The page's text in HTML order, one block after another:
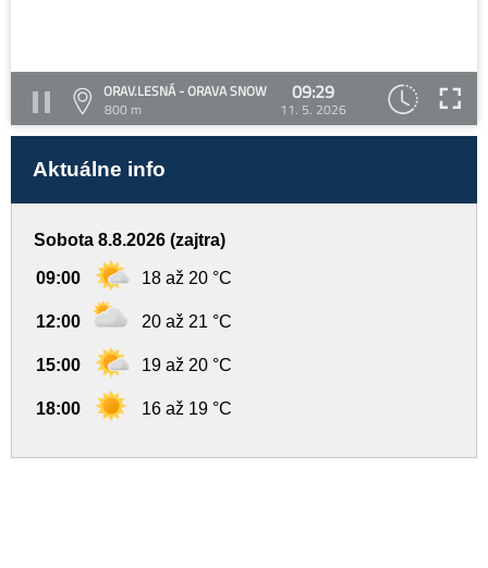
ORAV.LESNÁ - ORAVA SNOW
800 m
09:29
11. 5. 2026
Aktuálne info
Sobota 8.8.2026 (zajtra)
09:00 18 až 20 °C
12:00 20 až 21 °C
15:00 19 až 20 °C
18:00 16 až 19 °C